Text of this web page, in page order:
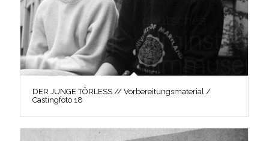
DER JUNGE TÖRLESS // Vorbereitungsmaterial /
Castingfoto 18